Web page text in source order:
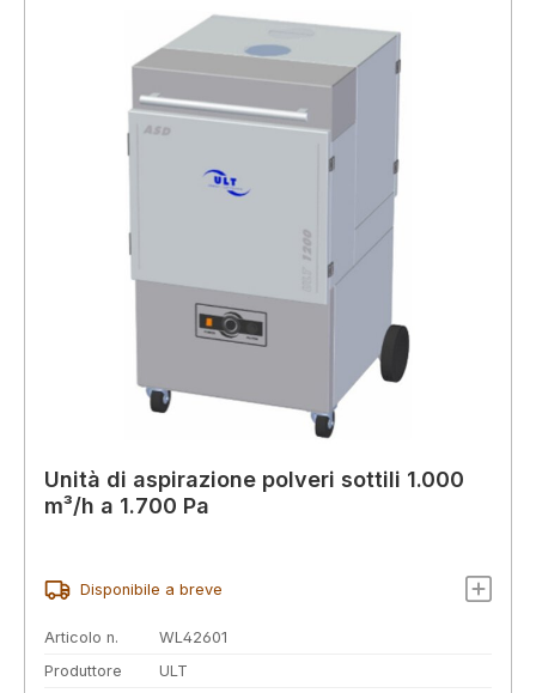
Unità di aspirazione polveri sottili 1.000
m³/h a 1.700 Pa
Disponibile a breve
Articolo n.
WL42601
Produttore
ULT